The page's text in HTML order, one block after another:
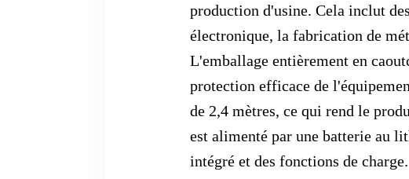
production d'usine. Cela inclut
électronique, la fabrication de
L'emballage entièrement en
protection efficace de
de 2,4 mètres, ce qui rend le
est alimenté par une batterie au
intégré et des fonctions de charge.